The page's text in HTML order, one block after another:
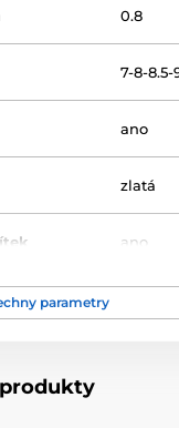
0.8
7-8-8.5-
ano
zlatá
ano
20-22
parametry